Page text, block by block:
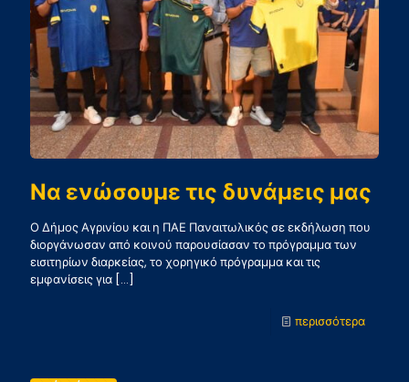
Θέος
Να ενώσουμε τις δυνάμεις μας
Ο Δήμος Αγρινίου και η ΠΑΕ Παναιτωλικός σε εκδήλωση που
διοργάνωσαν από κοινού παρουσίασαν το πρόγραμμα των
εισιτηρίων διαρκείας, το χορηγικό πρόγραμμα και τις
εμφανίσεις για […]
περισσότερα-